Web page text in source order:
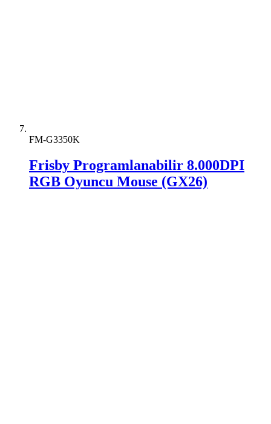
FM-G3350K
Frisby Programlanabilir 8.000DPI
RGB Oyuncu Mouse (GX26)